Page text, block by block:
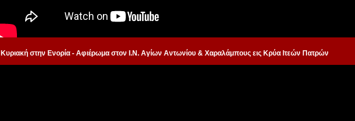
Κυριακή στην Ενορία - Αφιέρωμα στον Ι.Ν. Αγίων Αντωνίου & Χαραλάμπους εις Κρύα Ιτεών Πατρών